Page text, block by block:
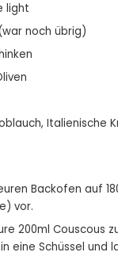
light
noch übrig)
Italienische
Backofen auf
vor.
200ml Couscous
eine Schüssel und